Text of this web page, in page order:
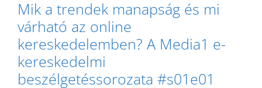
Mik a trendek manapság és mi
várható az online
kereskedelemben? A Media1 e-
kereskedelmi
beszélgetéssorozata #s01e01